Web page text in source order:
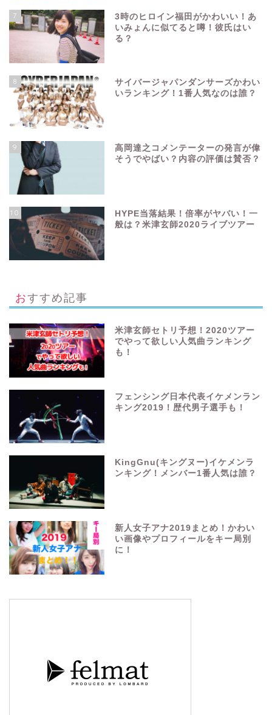
7
3時のヒロイン福田がかわいい！あ
いみょんに似てると噂！彼氏はい
る？
8
サイバージャパンダンサーズかわい
いランキング！1番人気なのは誰？
9
高岡達之コメンテーターの発言が偉
そうでやばい？内容の評価は賛否？
10
HYPE当落結果！倍率がヤバい！一
般は？米津玄師2020ライブツアー
おすすめ記事
米津玄師セトリ予想！2020ツアー
でやって欲しい人気曲ランキング
も！
フェンシング日本代表イケメンラン
キング2019！歴代男子選手も！
KingGnu(キングヌー)イケメンラ
ンキング！メンバー1番人気は誰？
新人女子アナ2019まとめ！かわい
い画像やプロフィールをキー局別
に！